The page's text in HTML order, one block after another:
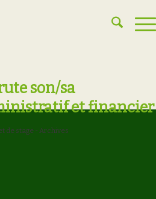
son/sa
et financier
de stage - Archives